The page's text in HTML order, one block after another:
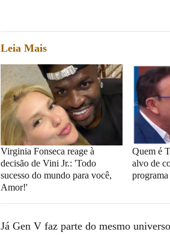
Leia Mais
Virginia Fonseca reage à
decisão de Vini Jr.: 'Todo
sucesso do mundo para você,
Amor!'
Quem é
alvo de
Já Gen V faz parte do mesmo